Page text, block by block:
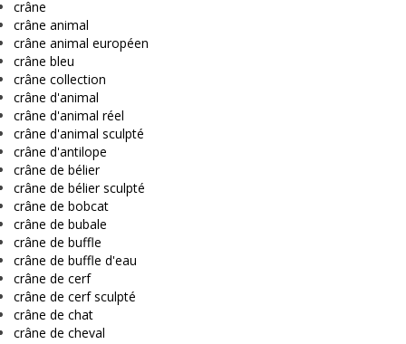
crâne
crâne animal
crâne animal européen
crâne bleu
crâne collection
crâne d'animal
crâne d'animal réel
crâne d'animal sculpté
crâne d'antilope
crâne de bélier
crâne de bélier sculpté
crâne de bobcat
crâne de bubale
crâne de buffle
crâne de buffle d'eau
crâne de cerf
crâne de cerf sculpté
crâne de chat
crâne de cheval